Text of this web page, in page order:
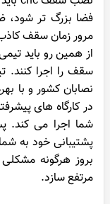
فضا بزرگ ‌تر شود،
مرور زمان سقف
از همین رو باید
سقف را اجرا کنند.
نصابان کشور و با
در کارگاه های
شما اجرا می کند.
پشتیبانی خود به
بروز هرگونه
مرتفع سازد.